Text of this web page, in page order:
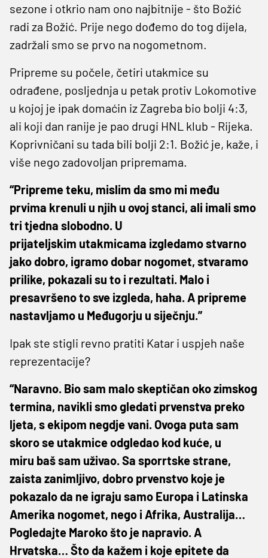
sezone i otkrio nam ono najbitnije - što Božić
radi za Božić. Prije nego dođemo do tog dijela,
zadržali smo se prvo na nogometnom.
Pripreme su počele, četiri utakmice su
odrađene, posljednja u petak protiv Lokomotive
u kojoj je ipak domaćin iz Zagreba bio bolji 4:3,
ali koji dan ranije je pao drugi HNL klub - Rijeka.
Koprivničani su tada bili bolji 2:1. Božić je, kaže, i
više nego zadovoljan pripremama.
“Pripreme teku, mislim da smo mi među
prvima krenuli u njih u ovoj stanci, ali imali smo
tri tjedna slobodno. U
prijateljskim utakmicama izgledamo stvarno
jako dobro, igramo dobar nogomet, stvaramo
prilike, pokazali su to i rezultati. Malo i
presavršeno to sve izgleda, haha. A pripreme
nastavljamo u Međugorju u siječnju.”
Ipak ste stigli revno pratiti Katar i uspjeh naše
reprezentacije?
“Naravno. Bio sam malo skeptičan oko zimskog
termina, navikli smo gledati prvenstva preko
ljeta, s ekipom negdje vani. Ovoga puta sam
skoro se utakmice odgledao kod kuće, u
miru baš sam uživao. Sa sporrtske strane,
zaista zanimljivo, dobro prvenstvo koje je
pokazalo da ne igraju samo Europa i Latinska
Amerika nogomet, nego i Afrika, Australija…
Pogledajte Maroko što je napravio. A
Hrvatska… Što da kažem i koje epitete da